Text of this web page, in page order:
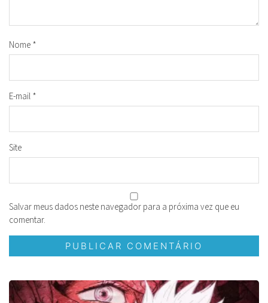
Nome *
E-mail *
Site
Salvar meus dados neste navegador para a próxima vez que eu
comentar.